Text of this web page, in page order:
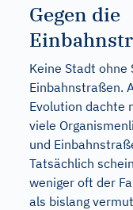
Gegen die
Keine Stadt ohne
Einbahnstraßen.
Evolution dachte
viele
und
Tatsächlich
weniger oft der
als bislang